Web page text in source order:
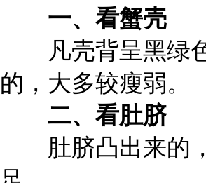
一、看蟹壳
凡壳背呈黑绿色
的，大多较瘦弱。
二、看肚脐
肚脐凸出来的，